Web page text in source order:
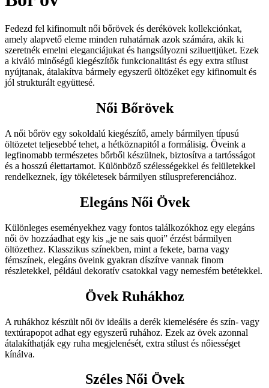
Fedezd fel kifinomult női bőrövek és derékövek kollekciónkat,
amely alapvető eleme minden ruhatárnak azok számára, akik ki
szeretnék emelni eleganciájukat és hangsúlyozni sziluettjüket. Ezek
a kiváló minőségű kiegészítők funkcionalitást és egy extra stílust
nyújtanak, átalakítva bármely egyszerű öltözéket egy kifinomult és
jól strukturált együttesé.
Női Bőrövek
A női bőröv egy sokoldalú kiegészítő, amely bármilyen típusú
öltözetet teljesebbé tehet, a hétköznapitól a formálisig. Öveink a
legfinomabb természetes bőrből készülnek, biztosítva a tartósságot
és a hosszú élettartamot. Különböző szélességekkel és felületekkel
rendelkeznek, így tökéletesek bármilyen stíluspreferenciához.
Elegáns Női Övek
Különleges eseményekhez vagy fontos találkozókhoz egy elegáns
női öv hozzáadhat egy kis „je ne sais quoi” érzést bármilyen
öltözethez. Klasszikus színekben, mint a fekete, barna vagy
fémszínek, elegáns öveink gyakran díszítve vannak finom
részletekkel, például dekoratív csatokkal vagy nemesfém betétekkel.
Övek Ruhákhoz
A ruhákhoz készült női öv ideális a derék kiemelésére és szín- vagy
textúrapopot adhat egy egyszerű ruhához. Ezek az övek azonnal
átalakíthatják egy ruha megjelenését, extra stílust és nőiességet
kínálva.
Széles Női Övek